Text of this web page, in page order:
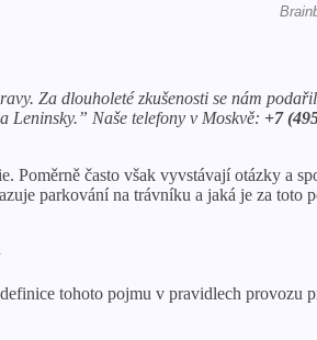
Za dlouholeté zkušenosti se nám
Leninsky.” Naše telefony v Moskvě: +7
často však vyvstávají otázky a
parkování na trávníku a jaká je za toto
tohoto pojmu v pravidlech provozu